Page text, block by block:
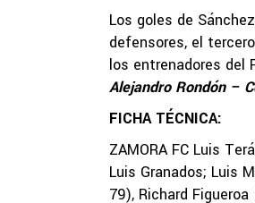
Los goles de
defensores, el
los entrenadores del
Alejandro Rondón –
FICHA TÉCNICA:
ZAMORA FC Luis
Luis Granados; Luis
79), Richard